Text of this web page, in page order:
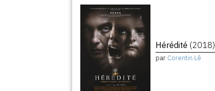
Hérédité (2018)
par Corentin Lê